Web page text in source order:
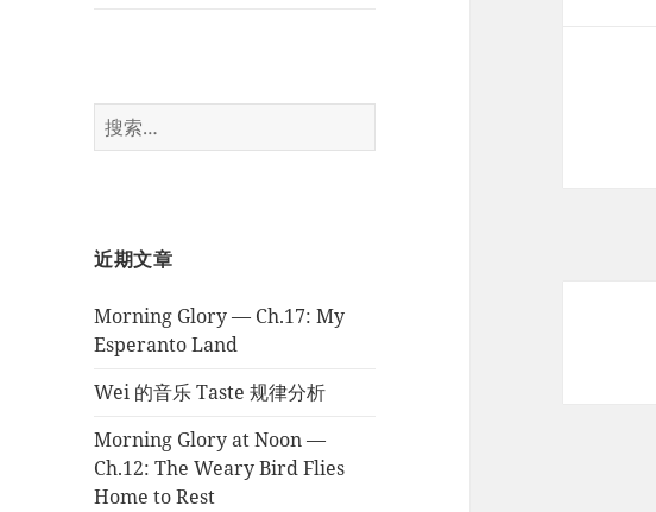
搜
索：
近期文章
Morning Glory — Ch.17: My
Esperanto Land
Wei 的音乐 Taste 规律分析
Morning Glory at Noon —
Ch.12: The Weary Bird Flies
Home to Rest